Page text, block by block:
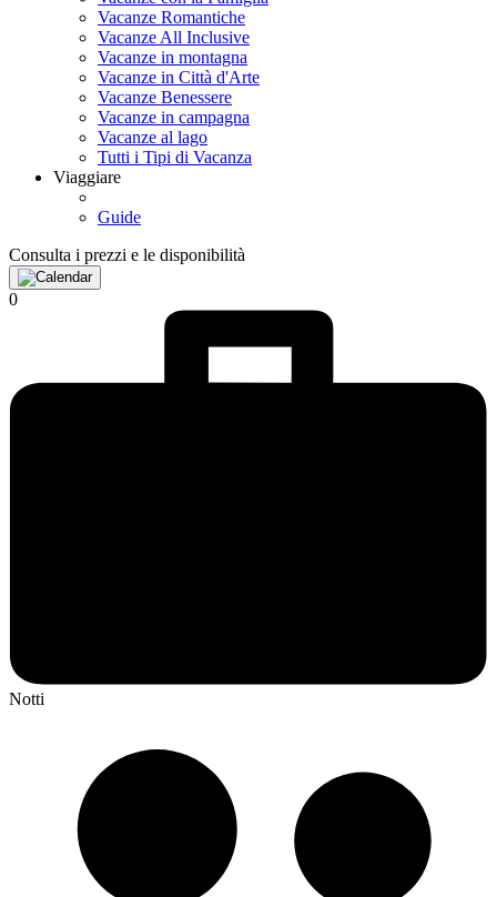
Vacanze Romantiche
Vacanze All Inclusive
Vacanze in montagna
Vacanze in Città d'Arte
Vacanze Benessere
Vacanze in campagna
Vacanze al lago
Tutti i Tipi di Vacanza
Viaggiare
Guide
Consulta i prezzi e le disponibilità
0
Notti